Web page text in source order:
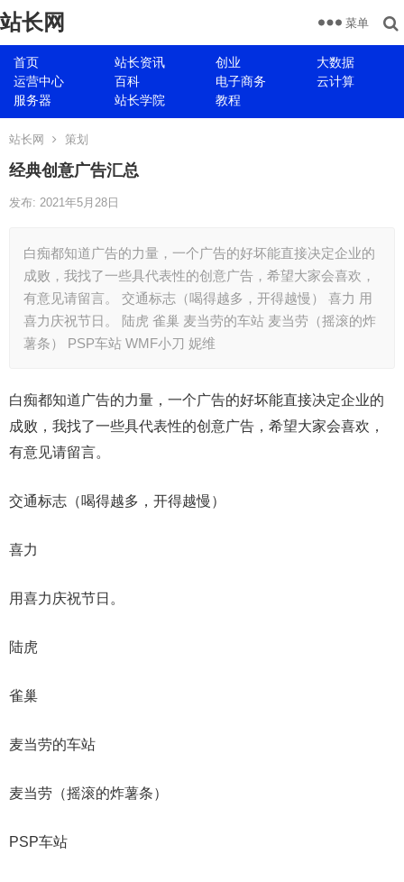
站长网
首页 站长资讯 创业
大数据
运营中心
百科 电子商务
云计算
服务器
站长学院 教程
菜单
站长网 策划
经典创意广告汇总
发布: 2021年5月28日
白痴都知道广告的力量，一个广告的好坏能直接决定企业的
成败，我找了一些具代表性的创意广告，希望大家会喜欢，
有意见请留言。 交通标志（喝得越多，开得越慢） 喜力 用
喜力庆祝节日。 陆虎 雀巢 麦当劳的车站 麦当劳（摇滚的炸
薯条） PSP车站 WMF小刀 妮维
白痴都知道广告的力量，一个广告的好坏能直接决定企业的
成败，我找了一些具代表性的创意广告，希望大家会喜欢，
有意见请留言。
交通标志（喝得越多，开得越慢）
喜力
用喜力庆祝节日。
陆虎
雀巢
麦当劳的车站
麦当劳（摇滚的炸薯条）
PSP车站